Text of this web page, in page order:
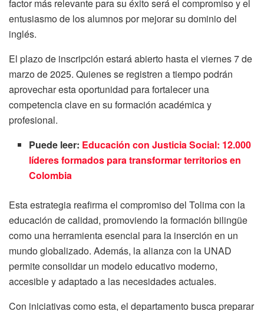
factor más relevante para su éxito será el compromiso y el
entusiasmo de los alumnos por mejorar su dominio del
inglés.
El plazo de inscripción estará abierto hasta el viernes 7 de
marzo de 2025. Quienes se registren a tiempo podrán
aprovechar esta oportunidad para fortalecer una
competencia clave en su formación académica y
profesional.
Puede leer: Educación con Justicia Social: 12.000
líderes formados para transformar territorios en
Colombia
Esta estrategia reafirma el compromiso del Tolima con la
educación de calidad, promoviendo la formación bilingüe
como una herramienta esencial para la inserción en un
mundo globalizado. Además, la alianza con la UNAD
permite consolidar un modelo educativo moderno,
accesible y adaptado a las necesidades actuales.
Con iniciativas como esta, el departamento busca preparar